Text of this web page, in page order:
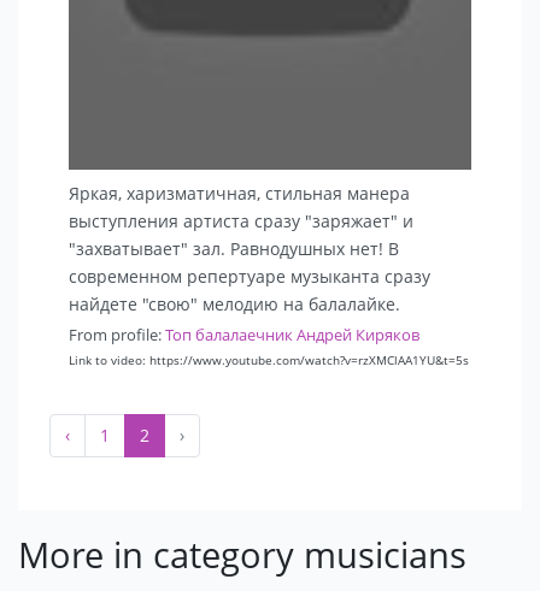
Яркая, харизматичная, стильная манера
выступления артиста сразу "заряжает" и
"захватывает" зал. Равнодушных нет! В
современном репертуаре музыканта сразу
найдете "свою" мелодию на балалайке.
From profile:Топ балалаечник Андрей Киряков
Link to video: https://www.youtube.com/watch?v=rzXMClAA1YU&t=5s
‹ 1 2 ›
More in category musicians